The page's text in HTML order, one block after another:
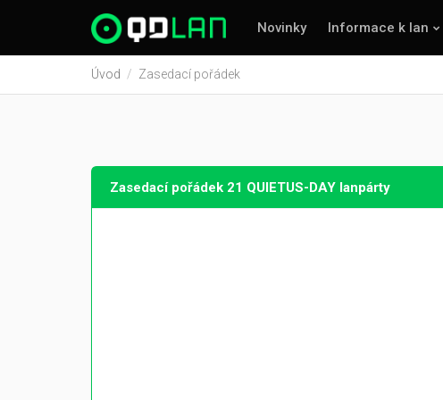
Novinky Informace k lan
Úvod Zasedací pořádek
Zasedací pořádek 21 QUIETUS-DAY lanpárty